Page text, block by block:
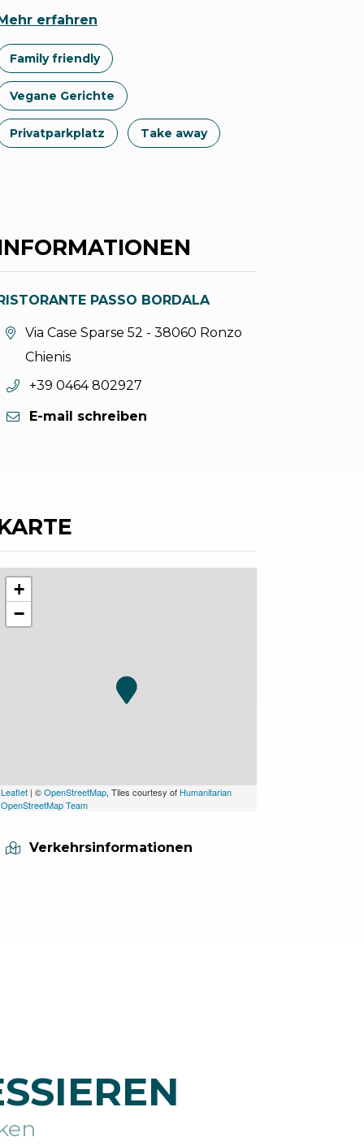
erfahren
Family friendly
Vegane Gerichte
Privatparkplatz Take away
PASSO BORDALA
aria.location:
Via Case Sparse 52 - 38060 Ronzo
Chienis
aria.phone:
+39 0464 802927
E-mail schreiben
+
−
Leaflet | ©OpenStreetMap, Tiles courtesy of Humanitarian
OpenStreetMap Team
Verkehrsinformationen